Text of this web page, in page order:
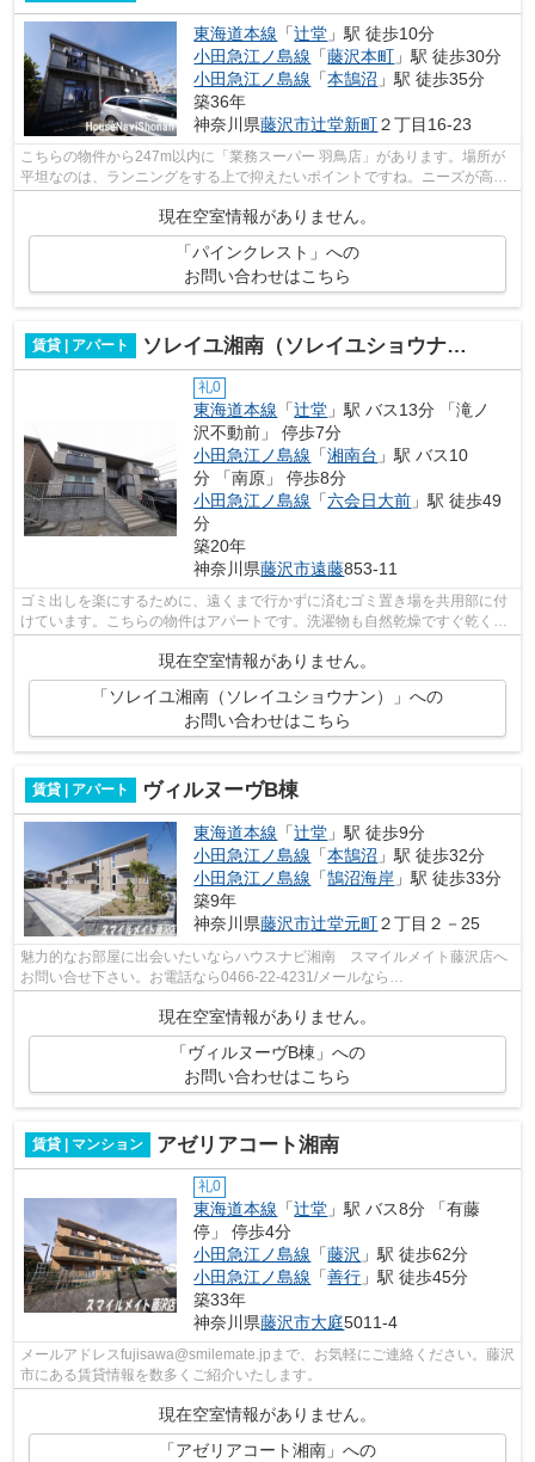
東海道本線 「辻堂 」駅 徒歩10分
小田急江ノ島線 「藤沢本町 」駅 徒歩30分
小田急江ノ島線 「本鵠沼 」駅 徒歩35分
築36年
神奈川県藤沢市辻堂新町２丁目16-23
こちらの物件から247m以内に「業務スーパー 羽鳥店」があります。場所が
平坦なのは、ランニングをする上で抑えたいポイントですね。ニーズが高ま
現在空室情報がありません。
「パインクレスト」への
お問い合わせはこちら
賃貸 | アパート ソレイユ湘南（ソレイユショウナン）
礼0
東海道本線 「辻堂 」駅 バス13分 「滝ノ
沢不動前」 停歩7分
小田急江ノ島線 「湘南台 」駅 バス10
分 「南原」 停歩8分
小田急江ノ島線 「六会日大前 」駅 徒歩49
分
築20年
神奈川県藤沢市遠藤853-11
ゴミ出しを楽にするために、遠くまで行かずに済むゴミ置き場を共用部に付
けています。こちらの物件はアパートです。洗濯物も自然乾燥ですぐ乾く通
現在空室情報がありません。
「ソレイユ湘南（ソレイユショウナン）」への
お問い合わせはこちら
賃貸 | アパート ヴィルヌーヴB棟
東海道本線 「辻堂 」駅 徒歩9分
小田急江ノ島線 「本鵠沼 」駅 徒歩32分
小田急江ノ島線 「鵠沼海岸 」駅 徒歩33分
築9年
神奈川県藤沢市辻堂元町２丁目２－25
魅力的なお部屋に出会いたいならハウスナビ湘南 スマイルメイト藤沢店へ
お問い合せ下さい。お電話なら0466-22-4231/メールなら
fujisawa@smilemate.jpでお待ちしております。
現在空室情報がありません。
「ヴィルヌーヴB棟」への
お問い合わせはこちら
賃貸 | マンション アゼリアコート湘南
礼0
東海道本線 「辻堂 」駅 バス8分 「有藤
停」 停歩4分
小田急江ノ島線 「藤沢 」駅 徒歩62分
小田急江ノ島線 「善行 」駅 徒歩45分
築33年
神奈川県藤沢市大庭5011-4
メールアドレスfujisawa@smilemate.jpまで、お気軽にご連絡ください。藤沢
市にある賃貸情報を数多くご紹介いたします。
現在空室情報がありません。
「アゼリアコート湘南」への